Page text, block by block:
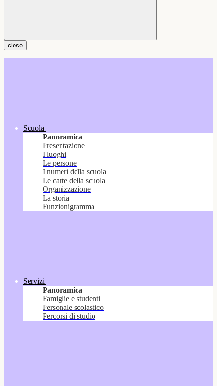
close
Scuola
Panoramica
Presentazione
I luoghi
Le persone
I numeri della scuola
Le carte della scuola
Organizzazione
La storia
Funzionigramma
Servizi
Panoramica
Famiglie e studenti
Personale scolastico
Percorsi di studio